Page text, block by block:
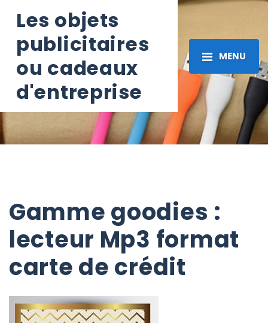
Les objets
publicitaires
ou cadeaux
d'entreprise
MENU
Gamme goodies :
lecteur Mp3 format
carte de crédit